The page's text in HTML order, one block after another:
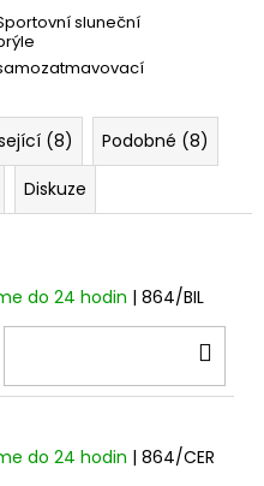
sluneční
(8)
Podobné (8)
Diskuze
do 24 hodin | 864/BIL
do 24 hodin | 864/CER